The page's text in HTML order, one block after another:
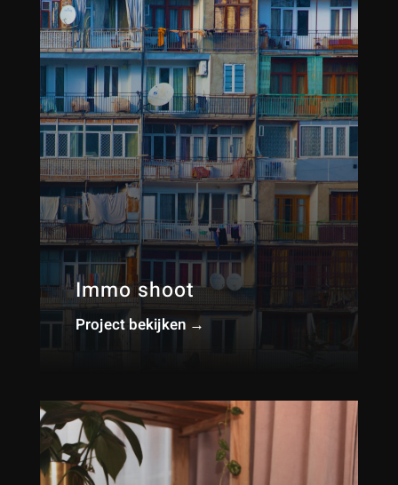
Immo shoot
Project bekijken →